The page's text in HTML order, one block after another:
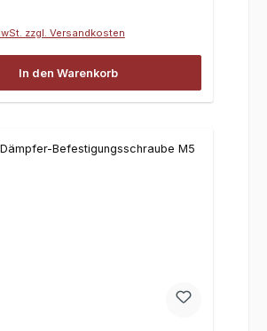
zzgl. Versandkosten
In den Warenkorb